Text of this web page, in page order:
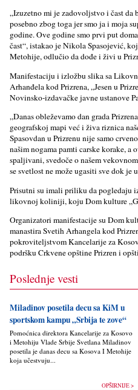
„Izuzetno mi je zadovolјstvo i čast da
posebno zbog toga jer smo ja i moja
godine. Ove godine smo prvi put
čast“, istakao je Nikola Spasojević,
Metohije, odlučio da dođe i živi u
Manifestaciju i izložbu slika sa
Arhanđela kod Prizrena, „Jesen u
Novinsko-izdavačke javne ustanove
„Danas obleževamo dan grada
geografskoj mapi već i živa riznica
Spasovdan u Prizrenu nije samo
našim nogama pamti carske korake,
spalјivani, svedoče o našem
se svetlost ne može ugasiti sve dok je
Prisutni su imali priliku da pogledaju
likovnoj koliniji, koju Dom kulture
Organizatori manifestacije su Dom
manastira Svetih Arhangela kod
pokrovitelјstvom Kancelarije za
podršku Crkvene opštine Prizren i
Poslednje vesti
Miladinov posetila decu sa KiM u
sportskom kampu „Srbija te zove“
Pomoćnica direktora Kancelarije za Kosovo
i Metohiju Vlade Srbije Svetlana Miladinov
posetila je danas decu sa Kosova I Metohije
koja učestvuju...
OPŠIRNIJE >